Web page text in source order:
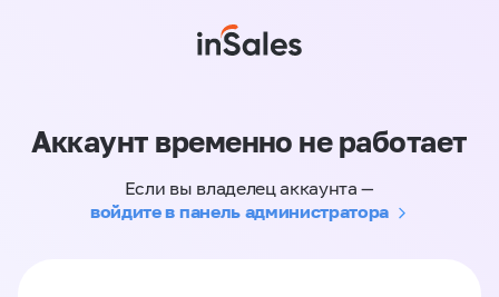
Аккаунт временно не работает
Если вы владелец аккаунта —
войдите в панель администратора